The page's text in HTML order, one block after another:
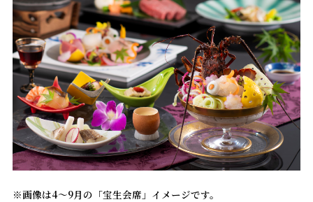
※画像は4～9月の「宝生会席」イメージです。